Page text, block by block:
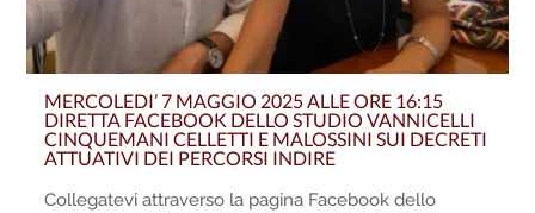
MERCOLEDI’ 7 MAGGIO 2025 ALLE ORE 16:15
DIRETTA FACEBOOK DELLO STUDIO VANNICELLI
CINQUEMANI CELLETTI E MALOSSINI SUI DECRETI
ATTUATIVI DEI PERCORSI INDIRE
Collegatevi attraverso la pagina Facebook dello